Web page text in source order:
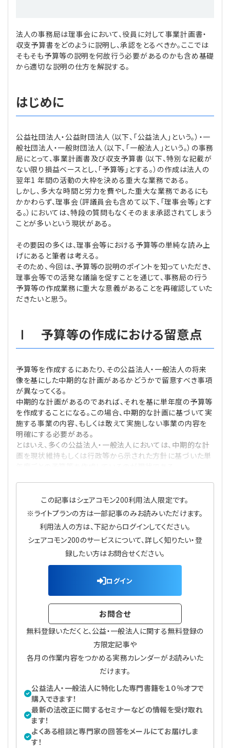
【連載】非営利法人AtoZei
【連載】AI活用のすすめ
法人の事務局は理事会において、役員に対して事業計画書・
収支予算書をどのように説明し、承認をとるべきか。ここでは
そもそも予算等の説明を何故行う必要があるのかも含め基礎
から適切な説明の仕方を解説する。
はじめに
公益社団法人・公益財団法人（以下、「公益法人」という。）・一
般社団法人・一般財団法人（以下、「一般法人」という。）の事務
局にとって、事業計画書及び収支予算書（以下、特別な記載が
ない限り損益ベースとし、「予算等」とする。）の作成は法人の
翌年1 年間の活動の大枠を決める重大な業務である。
しかし、多大な時間と労力を費やした重大な業務であるにも
かかわらず、理事会（評議員会も含めて以下、「理事会等」とす
る。）においては、特段の質問もなくそのまま承認されてしまう
ことが多いという現状がある。
その要因の多くは、理事会等における予算等の単純な読み上
げにあると筆者は考える。
そのため、今回は、予算等の説明のポイントを知っていただき、
理事会等での活発な議論を促すことを通じて、事務局の行う
予算等の作成業務に重大な意義があることを再確認していた
だきたいと思う。
Ⅰ 予算等の作成における留意点
予算等を作成するにあたり、その公益法人・一般法人の将来
像を基にした中期的な計画があるかどうかで留意すべき事項
が異なってくる。
中期的な計画があるのであれば、それを基に単年度の予算等
を作成することになる。この場合、中期的な計画に基づいて実
施する事業の内容、もしくは敢えて実施しない事業の内容を
明確にする必要がある。
とはいえ、多くの公益法人・一般法人においては、中期的な計
画を現状維持もしくは行政等から示された方針に基づいた単
この記事はシェアコモン200利用法人限定です。
※ライトプランの方は一部記事のみお読みいただけます。
利用法人の方は、下記からログインしてください。
シェアコモン200のサービスについて、詳しく知りたい・登
録したい方はお問合せください。
ログイン
お問合せ
無料登録いただくと、公益・一般法人に関する無料登録の
方限定記事や
各月の作業内容をつかめる実務カレンダーがお読みいた
だけます。
公益法人・一般法人に特化した専門書籍を１０％オフで
購入できます！
最新の法改正に関するセミナーなどの情報を受け取れ
ます！
よくある相談と専門家の回答をメールにてお届けしま
す！